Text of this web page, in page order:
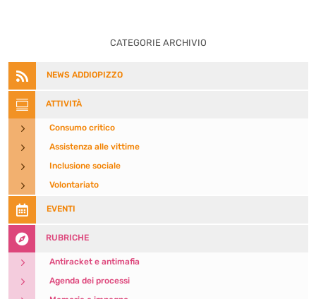
CATEGORIE ARCHIVIO
 NEWS ADDIOPIZZO
 ATTIVITÀ
5 Consumo critico
5 Assistenza alle vittime
5 Inclusione sociale
5 Volontariato
 EVENTI
 RUBRICHE
5 Antiracket e antimafia
5 Agenda dei processi